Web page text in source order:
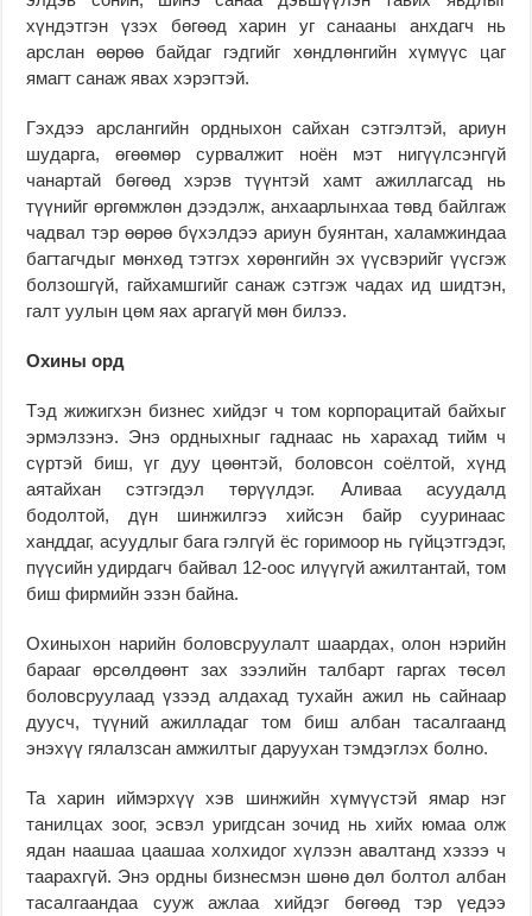
хүндэтгэн үзэх бөгөөд харин уг санааны анхдагч нь
арслан өөрөө байдаг гэдгийг хөндлөнгийн хүмүүс цаг
ямагт санаж явах хэрэгтэй.
Гэхдээ арслангийн ордныхон сайхан сэтгэлтэй, ариун
шударга, өгөөмөр сурвалжит ноён мэт нигүүлсэнгүй
чанартай бөгөөд хэрэв түүнтэй хамт ажиллагсад нь
түүнийг өргөмжлөн дээдэлж, анхаарлынхаа төвд байлгаж
чадвал тэр өөрөө бүхэлдээ ариун буянтан, халамжиндаа
багтагчдыг мөнхөд тэтгэх хөрөнгийн эх үүсвэрийг үүсгэж
болзошгүй, гайхамшгийг санаж сэтгэж чадах ид шидтэн,
галт уулын цөм яах аргагүй мөн билээ.
Охины орд
Тэд жижигхэн бизнес хийдэг ч том корпорацитай байхыг
эрмэлзэнэ. Энэ ордныхныг гаднаас нь харахад тийм ч
сүртэй биш, үг дуу цөөнтэй, боловсон соёлтой, хүнд
аятайхан сэтгэгдэл төрүүлдэг. Аливаа асуудалд
бодолтой, дүн шинжилгээ хийсэн байр сууринаас
ханддаг, асуудлыг бага гэлгүй ёс горимоор нь гүйцэтгэдэг,
пүүсийн удирдагч байвал 12-оос илүүгүй ажилтантай, том
биш фирмийн эзэн байна.
Охиныхон нарийн боловсруулалт шаардах, олон нэрийн
барааг өрсөлдөөнт зах зээлийн талбарт гаргах төсөл
боловсруулаад үзээд алдахад тухайн ажил нь сайнаар
дуусч, түүний ажилладаг том биш албан тасалгаанд
энэхүү гялалзсан амжилтыг даруухан тэмдэглэх болно.
Та харин иймэрхүү хэв шинжийн хүмүүстэй ямар нэг
танилцах зоог, эсвэл уригдсан зочид нь хийх юмаа олж
ядан наашаа цаашаа холхидог хүлээн авалтанд хэзээ ч
таарахгүй. Энэ ордны бизнесмэн шөнө дөл болтол албан
тасалгаандаа сууж ажлаа хийдэг бөгөөд тэр үедээ